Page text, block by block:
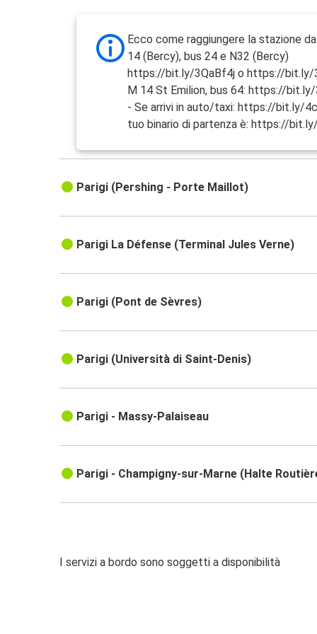
Ecco come raggiungere la stazione
14 (Bercy), bus 24 e N32 (Bercy)
https://bit.ly/3QaBf4j o https://bit.ly/
M 14 St Emilion, bus 64: https://
- Se arrivi in auto/taxi: https://bit.ly/
tuo binario di partenza è: https://
Parigi (Pershing - Porte Maillot)
Parigi La Défense (Terminal Jules Verne)
Parigi (Pont de Sèvres)
Parigi (Università di Saint-Denis)
Parigi - Massy-Palaiseau
Parigi - Champigny-sur-Marne (Halte
I servizi a bordo sono soggetti a disponibilità